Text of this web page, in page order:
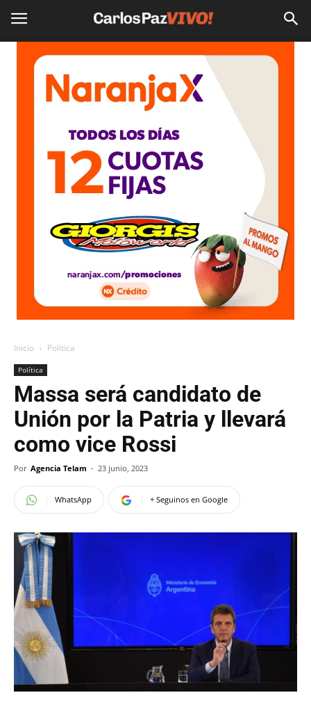
Inicio Política
Política
Massa será candidato de
Unión por la Patria y llevará
como vice Rossi
Por Agencia Telam - 23 junio, 2023
WhatsApp + Seguinos en Google